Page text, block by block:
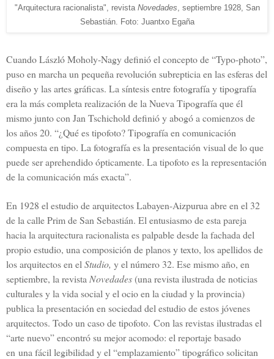
"Arquitectura racionalista", revista Novedades , septiembre 1928, San
Sebastián. Foto: Juantxo Egaña
Cuando László Moholy-Nagy definió el concepto de “Typo-photo”,
puso en marcha un pequeña revolución subrepticia en las esferas del
diseño y las artes gráficas. La síntesis entre fotografía y tipografía
era la más completa realización de la Nueva Tipografía que él
mismo junto con Jan Tschichold definió y abogó a comienzos de
los años 20. “¿Qué es tipofoto? Tipografía en comunicación
compuesta en tipo. La fotografía es la presentación visual de lo que
puede ser aprehendido ópticamente. La tipofoto es la representación
de la comunicación más exacta”.
En 1928 el estudio de arquitectos Labayen-Aizpurua abre en el 32
de la calle Prim de San Sebastián. El entusiasmo de esta pareja
hacia la arquitectura racionalista es palpable desde la fachada del
propio estudio, una composición de planos y texto, los apellidos de
los arquitectos en el Studio, y el número 32. Ese mismo año, en
septiembre, la revista Novedades(una revista ilustrada de noticias
culturales y la vida social y el ocio en la ciudad y la provincia)
publica la presentación en sociedad del estudio de estos jóvenes
arquitectos. Todo un caso de tipofoto. Con las revistas ilustradas el
“arte nuevo” encontró su mejor acomodo: el reportaje basado
en una fácil legibilidad y el “emplazamiento” tipográfico solicitan